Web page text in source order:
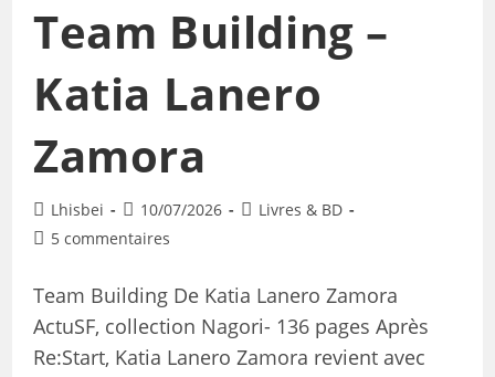
Team Building –
Katia Lanero
Zamora
Lhisbei 10/07/2026
Livres & BD
5 commentaires
Team Building De Katia Lanero Zamora
ActuSF, collection Nagori- 136 pages Après
Re:Start, Katia Lanero Zamora revient avec